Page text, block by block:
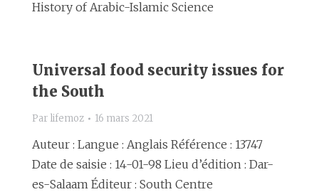
History of Arabic-Islamic Science
Universal food security issues for
the South
Par lifemoz 16 mars 2021
Auteur : Langue : Anglais Référence : 13747
Date de saisie : 14-01-98 Lieu d’édition : Dar-
es-Salaam Éditeur : South Centre